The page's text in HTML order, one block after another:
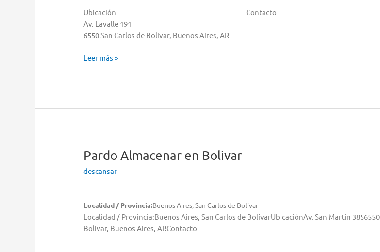
Ubicación
Av. Lavalle 191
6550 San Carlos de Bolivar, Buenos Aires, AR
Contacto
Gonzalez
Bolivar
Leer más »
PardoAlmacenar en Bolivar
descansar
Localidad / Provincia:Buenos Aires, San Carlos de Bolívar
Localidad / Provincia:Buenos Aires, San Carlos de BolívarUbicaciónAv. San Martin 3856550
Bolivar, Buenos Aires, ARContacto